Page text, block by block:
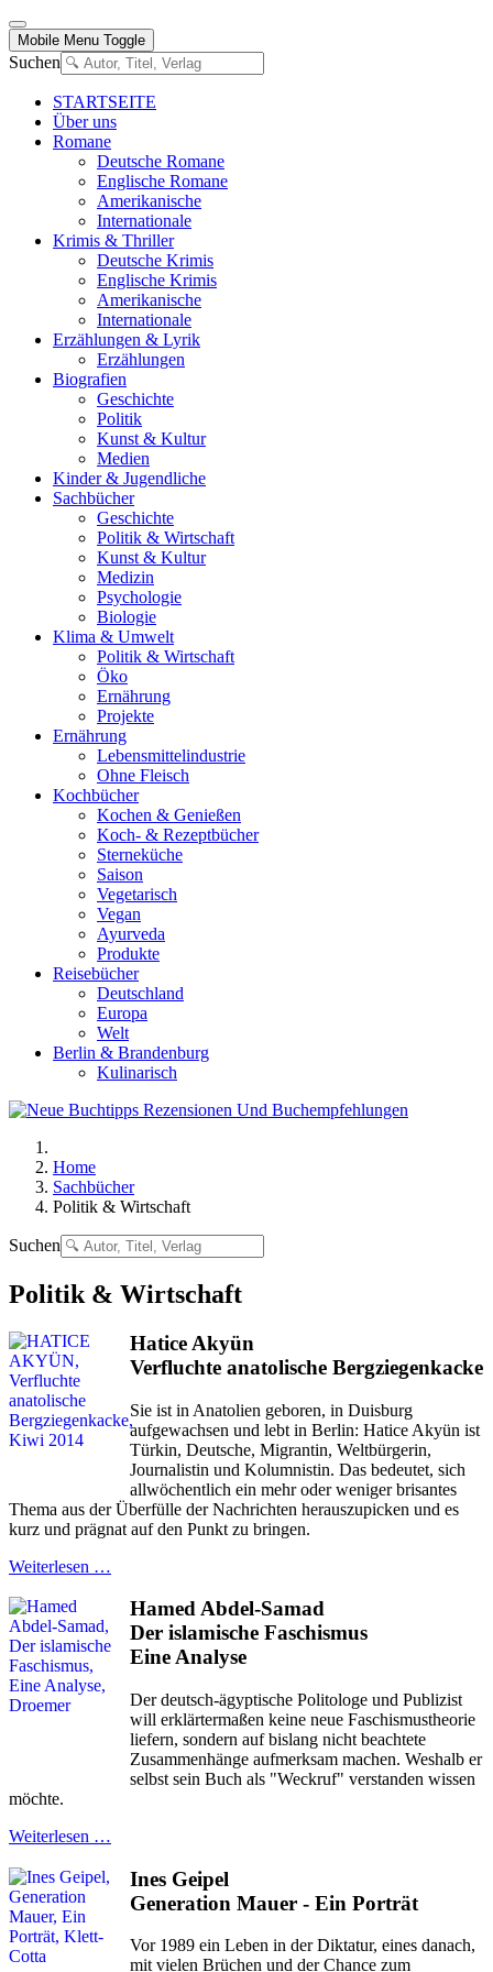
Mobile Menu Toggle
Suchen
STARTSEITE
Über uns
Romane
Deutsche Romane
Englische Romane
Amerikanische
Internationale
Krimis & Thriller
Deutsche Krimis
Englische Krimis
Amerikanische
Internationale
Erzählungen & Lyrik
Erzählungen
Biografien
Geschichte
Politik
Kunst & Kultur
Medien
Kinder & Jugendliche
Sachbücher
Geschichte
Politik & Wirtschaft
Kunst & Kultur
Medizin
Psychologie
Biologie
Klima & Umwelt
Politik & Wirtschaft
Öko
Ernährung
Projekte
Ernährung
Lebensmittelindustrie
Ohne Fleisch
Kochbücher
Kochen & Genießen
Koch- & Rezeptbücher
Sterneküche
Saison
Vegetarisch
Vegan
Ayurveda
Produkte
Reisebücher
Deutschland
Europa
Welt
Berlin & Brandenburg
Kulinarisch
Home
Sachbücher
Politik & Wirtschaft
Suchen
Politik & Wirtschaft
Hatice Akyün
Verfluchte anatolische Bergziegenkacke
Sie ist in Anatolien geboren, in Duisburg
aufgewachsen und lebt in Berlin: Hatice Akyün ist
Türkin, Deutsche, Migrantin, Weltbürgerin,
Journalistin und Kolumnistin. Das bedeutet, sich
allwöchentlich ein mehr oder weniger brisantes
Thema aus der Überfülle der Nachrichten herauszupicken und es
kurz und prägnat auf den Punkt zu bringen.
Weiterlesen …
Hamed Abdel-Samad
Der islamische Faschismus
Eine Analyse
Der deutsch-ägyptische Politologe und Publizist
will erklärtermaßen keine neue Faschismustheorie
liefern, sondern auf bislang nicht beachtete
Zusammenhänge aufmerksam machen. Weshalb er
selbst sein Buch als "Weckruf" verstanden wissen
möchte.
Weiterlesen …
Ines Geipel
Generation Mauer - Ein Porträt
Vor 1989 ein Leben in der Diktatur, eines danach,
mit vielen Brüchen und der Chance zum